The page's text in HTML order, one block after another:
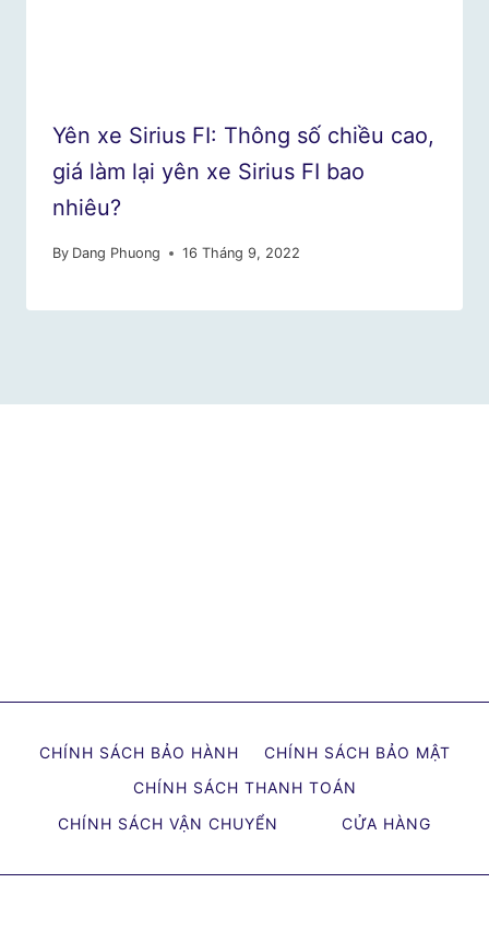
Yên xe Sirius FI: Thông số chiều cao,
giá làm lại yên xe Sirius FI bao
nhiêu?
By Dang Phuong 16 Tháng 9, 2022
CHÍNH SÁCH BẢO HÀNH
CHÍNH SÁCH BẢO MẬT
CHÍNH SÁCH THANH TOÁN
CHÍNH SÁCH VẬN CHUYỂN
CỬA HÀNG